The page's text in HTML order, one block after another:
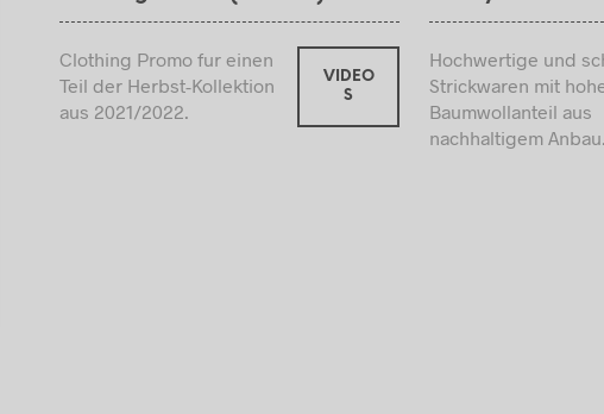
STRICK
STRICKSCHAL
STURMMASKE
Clothing Promo fur einen
Teil der Herbst-Kollektion
aus 2021/2022.
VIDEO
S
Hochwertige und
Strickwaren mit
Baumwollanteil aus
nachhaltigem Anbau.